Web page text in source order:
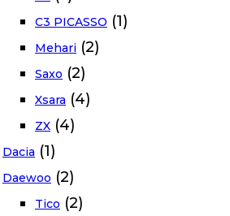
C3 PICASSO (1)
Mehari (2)
Saxo (2)
Xsara (4)
ZX (4)
Dacia (1)
Daewoo (2)
Tico (2)